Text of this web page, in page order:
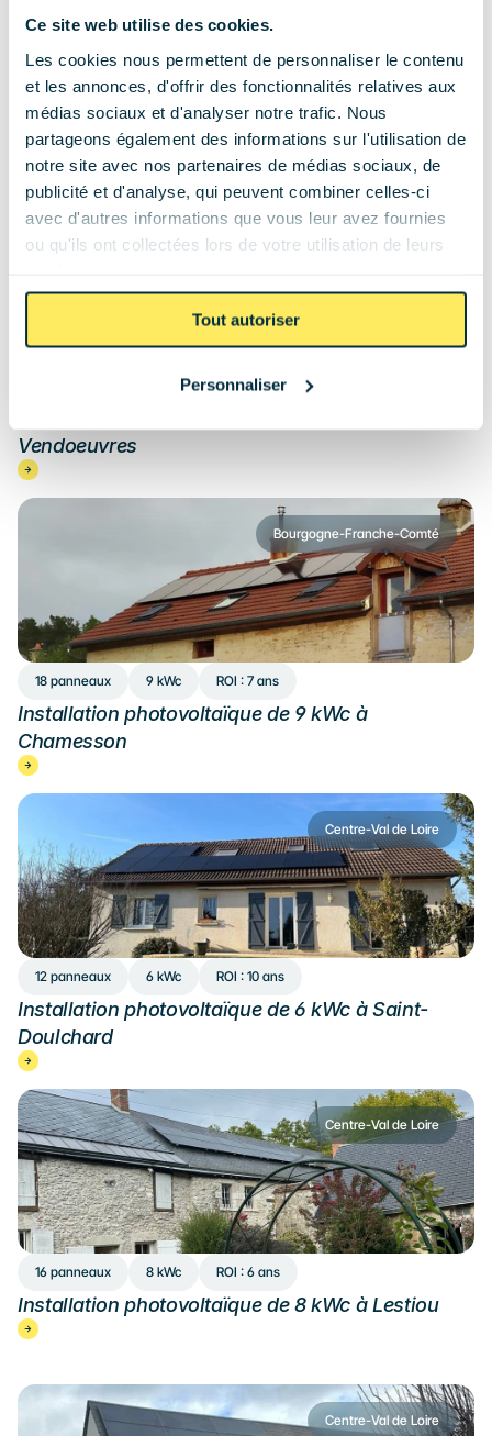
Ce site web utilise des cookies.
Les cookies nous permettent de personnaliser le contenu
et les annonces, d'offrir des fonctionnalités relatives aux
médias sociaux et d'analyser notre trafic. Nous
partageons également des informations sur l'utilisation de
notre site avec nos partenaires de médias sociaux, de
publicité et d'analyse, qui peuvent combiner celles-ci
avec d'autres informations que vous leur avez fournies
ou qu'ils ont collectées lors de votre utilisation de leurs
Tout autoriser
Personnaliser
14 panneaux 7 kWc ROI : 8 ans Batterie virtuelle
Installation photovoltaïque de 7 kWc à Saint-
Doulchard
Centre-Val de Loire
ROI : 10 ans
Vendoeuvres
Bourgogne-Franche-Comté
18 panneaux 9 kWc ROI : 7 ans
Installation photovoltaïque de 9 kWc à
Chamesson
Centre-Val de Loire
12 panneaux 6 kWc ROI : 10 ans
Installation photovoltaïque de 6 kWc à Saint-
Doulchard
Centre-Val de Loire
16 panneaux 8 kWc ROI : 6 ans
Installation photovoltaïque de 8 kWc à Lestiou
Centre-Val de Loire